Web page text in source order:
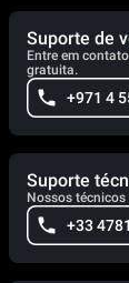
Suporte de
Entre em
gratuita.
+971 4
Suporte
Nossos
+33